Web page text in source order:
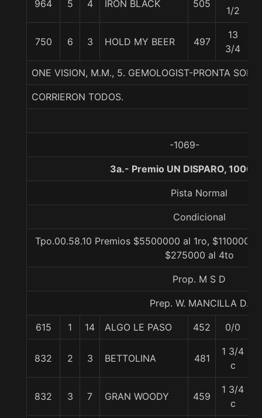
964 5 4 IRON BLACK 505
1/2
750 6 3 HOLD MY BEER 497
13
3/4
ONE VISION, M.M., 5. GEMOLOGIST-PRONTA
CORRIERON TODOS.
-1069-
3a.- Premio UN DISPARO, 1000
Pista Normal
Condicional
Tpo.00.58.10 Premios $5500000 al 1ro,
$275000 al 4to
Prop. M S D
Prep. W. MANCILLA D.
615 1 14 ALGO LE PASO 452 0/0
832 2 3 BETTOLINA 481
1 3/4
c
832 3 7 GRAN WOODY 459
1 3/4
c